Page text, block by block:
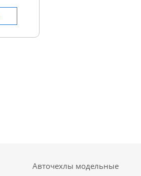
Авточехлы модельные